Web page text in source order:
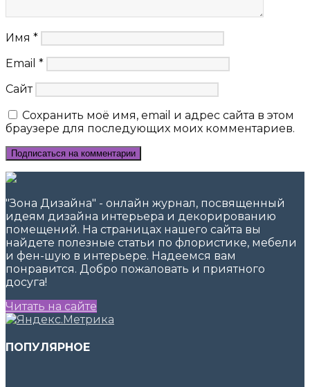
Имя *
Email *
Сайт
Сохранить моё имя, email и адрес сайта в этом
браузере для последующих моих комментариев.
"Зона Дизайна" - онлайн журнал, посвященный
идеям дизайна интерьера и декорированию
помещений. На страницах нашего сайта вы
найдете полезные статьи по флористике, мебели
и фен-шую в интерьере. Надеемся вам
понравится. Добро пожаловать и приятного
досуга!
Читать на сайте
ПОПУЛЯРНОЕ